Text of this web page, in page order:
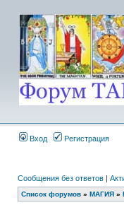
Вход Регистрация
Сообщения без ответов |
Список форумов » МАГИЯ »